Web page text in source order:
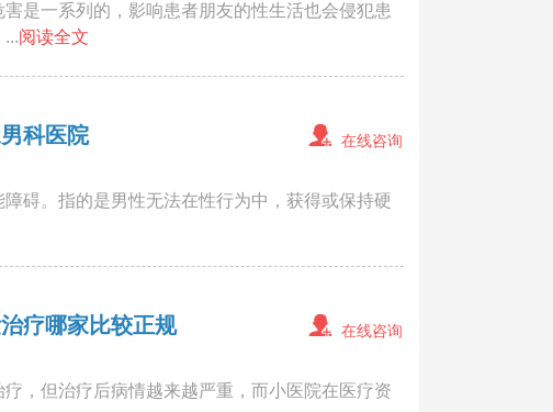
是一系列的，影响患者朋友的性生活也会侵犯患
...阅读全文
在线咨询
科医院
碍。指的是男性无法在性行为中，获得或保持硬
在线咨询
疗哪家比较正规
，但治疗后病情越来越严重，而小医院在医疗资